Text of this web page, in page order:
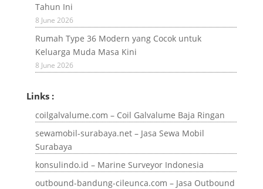
Tahun Ini
8 June 2026
Rumah Type 36 Modern yang Cocok untuk
Keluarga Muda Masa Kini
8 June 2026
Links :
coilgalvalume.com – Coil Galvalume Baja Ringan
sewamobil-surabaya.net – Jasa Sewa Mobil
Surabaya
konsulindo.id – Marine Surveyor Indonesia
outbound-bandung-cileunca.com – Jasa Outbound